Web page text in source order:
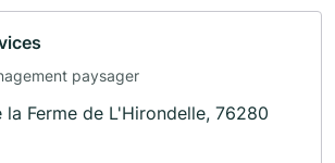
paysager
la Ferme de L'Hirondelle, 76280